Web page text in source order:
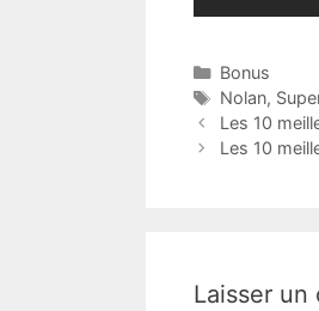
Catégories
Bonus
Étiquettes
Nolan,
Les 10
Les 10
Laisser un